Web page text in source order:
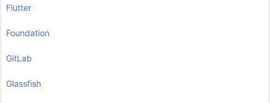
Flutter
Foundation
GitLab
Glassfish